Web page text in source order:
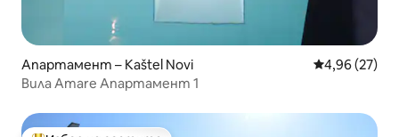
Апартамент – Kaštel Novi Средна
4,96 (27)
Вила Amare Апартамент 1